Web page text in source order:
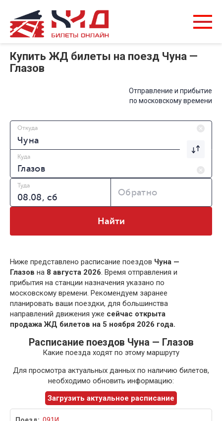
Купить ЖД билеты на поезд Чуна —
Глазов
Отправление и прибытие
по московскому времени
Откуда
Куда
Туда
Обратно
Найти
Ниже представлено расписание поездов Чуна —
Глазов на 8 августа 2026. Время отправления и
прибытия на станции назначения указано по
московскому времени. Рекомендуем заранее
планировать ваши поездки, для большинства
направлений движения уже сейчас открыта
продажа ЖД билетов на 5 ноября 2026 года.
Расписание поездов Чуна — Глазов
Какие поезда ходят по этому маршруту
Для просмотра актуальных данных по наличию билетов,
необходимо обновить информацию:
Загрузить актуальное расписание